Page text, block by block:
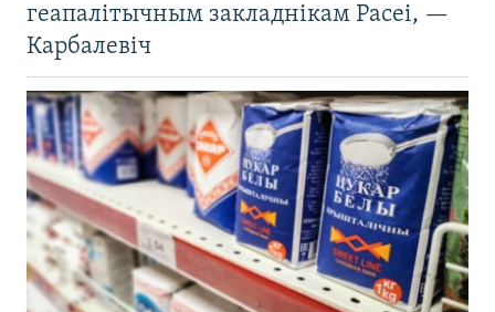
геапалітычным закладнікам Расеі, —
Карбалевіч